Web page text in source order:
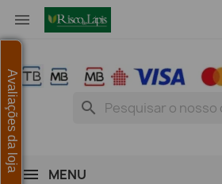

search
MENU
Avaliações da loja